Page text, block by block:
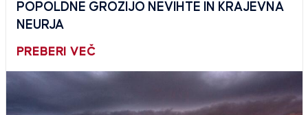
POPOLDNE GROZIJO NEVIHTE IN KRAJEVNA
NEURJA
PREBERI VEČ